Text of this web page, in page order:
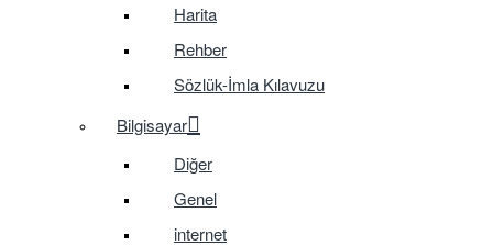
Harita
Rehber
Sözlük-İmla Kılavuzu
Bilgisayar
Diğer
Genel
internet